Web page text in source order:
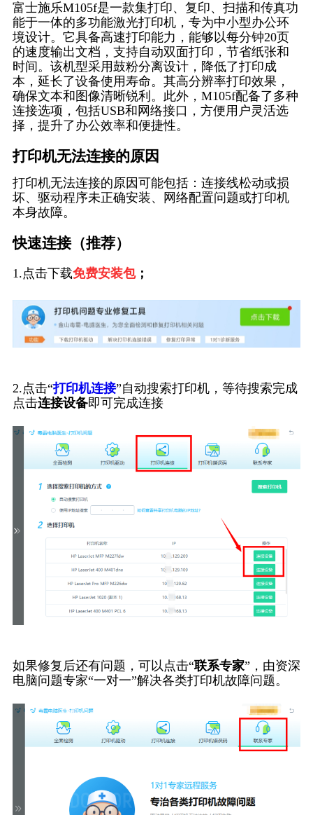
富士施乐M105f是一款集打印、复印、扫描和传真功
能于一体的多功能激光打印机，专为中小型办公环
境设计。它具备高速打印能力，能够以每分钟20页
的速度输出文档，支持自动双面打印，节省纸张和
时间。该机型采用鼓粉分离设计，降低了打印成
本，延长了设备使用寿命。其高分辨率打印效果，
确保文本和图像清晰锐利。此外，M105f配备了多种
连接选项，包括USB和网络接口，方便用户灵活选
择，提升了办公效率和便捷性。
打印机无法连接的原因
打印机无法连接的原因可能包括：连接线松动或损
坏、驱动程序未正确安装、网络配置问题或打印机
本身故障。
快速连接（推荐）
1.点击下载免费安装包；
2.点击“打印机连接”自动搜索打印机，等待搜索完成
点击连接设备即可完成连接
如果修复后还有问题，可以点击“联系专家”，由资深
电脑问题专家“一对一”解决各类打印机故障问题。